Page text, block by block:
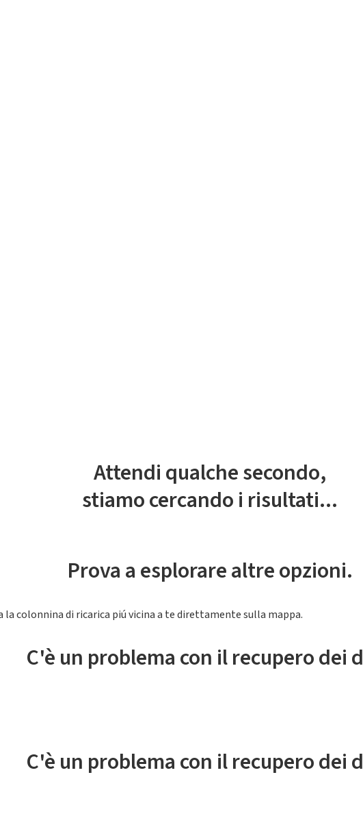
Attendi qualche secondo,
stiamo cercando i risultati...
Prova a esplorare altre opzioni.
colonnina di ricarica piú vicina a te direttamente sulla mappa.
C'è un problema con il recupero dei
C'è un problema con il recupero dei